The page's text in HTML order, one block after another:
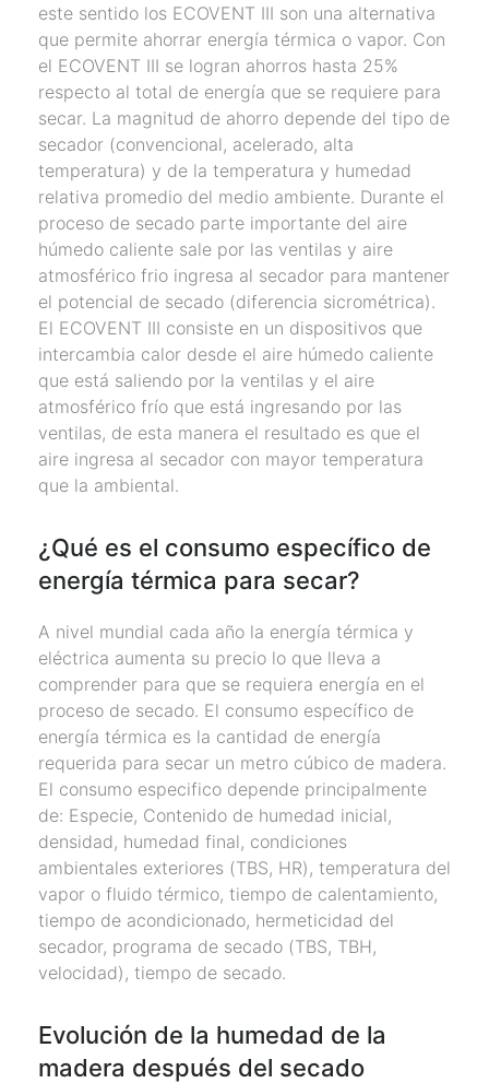
este sentido los ECOVENT III son una alternativa
que permite ahorrar energía térmica o vapor. Con
el ECOVENT III se logran ahorros hasta 25%
respecto al total de energía que se requiere para
secar. La magnitud de ahorro depende del tipo de
secador (convencional, acelerado, alta
temperatura) y de la temperatura y humedad
relativa promedio del medio ambiente. Durante el
proceso de secado parte importante del aire
húmedo caliente sale por las ventilas y aire
atmosférico frio ingresa al secador para mantener
el potencial de secado (diferencia sicrométrica).
El ECOVENT III consiste en un dispositivos que
intercambia calor desde el aire húmedo caliente
que está saliendo por la ventilas y el aire
atmosférico frío que está ingresando por las
ventilas, de esta manera el resultado es que el
aire ingresa al secador con mayor temperatura
que la ambiental.
¿Qué es el consumo específico de
energía térmica para secar?
A nivel mundial cada año la energía térmica y
eléctrica aumenta su precio lo que lleva a
comprender para que se requiera energía en el
proceso de secado. El consumo específico de
energía térmica es la cantidad de energía
requerida para secar un metro cúbico de madera.
El consumo especifico depende principalmente
de: Especie, Contenido de humedad inicial,
densidad, humedad final, condiciones
ambientales exteriores (TBS, HR), temperatura del
vapor o fluido térmico, tiempo de calentamiento,
tiempo de acondicionado, hermeticidad del
secador, programa de secado (TBS, TBH,
velocidad), tiempo de secado.
Evolución de la humedad de la
madera después del secado